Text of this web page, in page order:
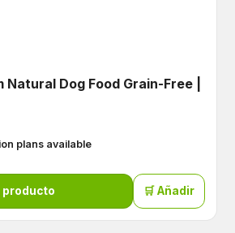
Natural Dog Food Grain-Free |
plans available
producto 🛒 Añadir